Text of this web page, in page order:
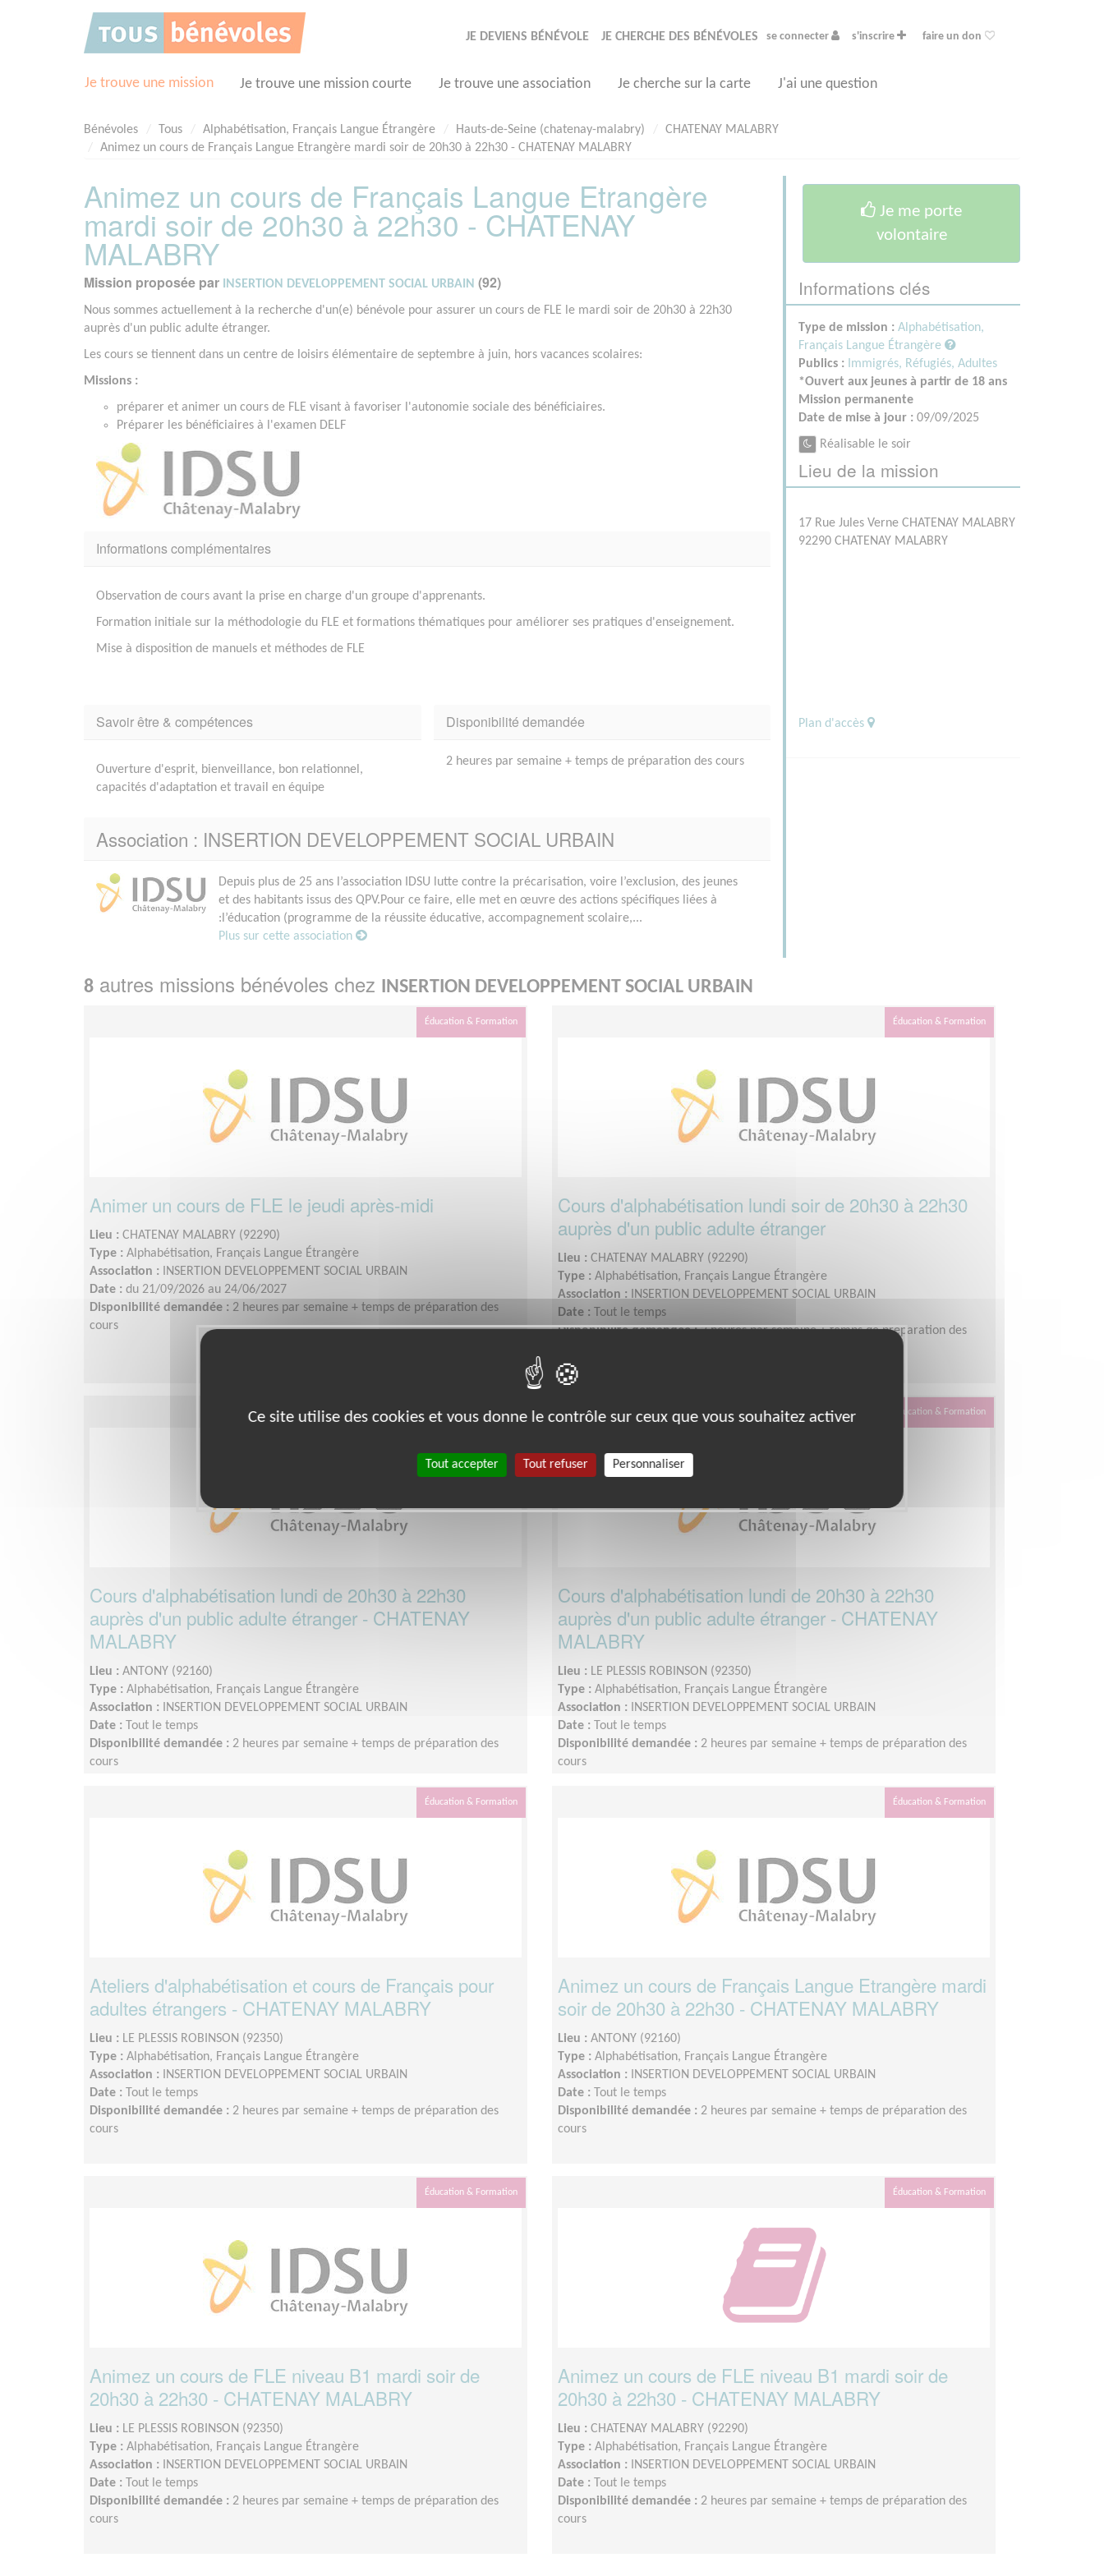
JE DEVIENS BÉNÉVOLE JE CHERCHE DES BÉNÉVOLES se connecter s'inscrire faire un don
Je trouve une mission Je trouve une mission courte Je trouve une association Je cherche sur la carte J'ai une question
Bénévoles Tous Alphabétisation, Français Langue Étrangère Hauts-de-Seine (chatenay-malabry)
CHATENAY MALABRY
Animez un cours de Français Langue Etrangère mardi soir de 20h30 à 22h30 - CHATENAY MALABRY
Animez un cours de Français Langue Etrangère
mardi soir de 20h30 à 22h30 - CHATENAY
MALABRY
Mission proposée par INSERTION DEVELOPPEMENT SOCIAL URBAIN (92)
Nous sommes actuellement à la recherche d'un(e) bénévole pour assurer un cours de FLE le mardi soir de 20h30 à 22h30
auprès d'un public adulte étranger.
Les cours se tiennent dans un centre de loisirs élémentaire de septembre à juin, hors vacances scolaires:
Missions :
préparer et animer un cours de FLE visant à favoriser l'autonomie sociale des bénéficiaires.
Préparer les bénéficiaires à l'examen DELF
Informations complémentaires
Observation de cours avant la prise en charge d'un groupe d'apprenants.
Formation initiale sur la méthodologie du FLE et formations thématiques pour améliorer ses pratiques d'enseignement.
Mise à disposition de manuels et méthodes de FLE
Savoir être & compétences
Ouverture d'esprit, bienveillance, bon relationnel,
capacités d'adaptation et travail en équipe
Disponibilité demandée
2 heures par semaine + temps de préparation des cours
Association : INSERTION DEVELOPPEMENT SOCIAL URBAIN
Depuis plus de 25 ans l’association IDSU lutte contre la précarisation, voire l’exclusion, des jeunes
et des habitants issus des QPV.Pour ce faire, elle met en œuvre des actions spécifiques liées à
:l’éducation (programme de la réussite éducative, accompagnement scolaire,...
Plus sur cette association
Je me porte
volontaire
Informations clés
Type de mission : Alphabétisation,
Français Langue Étrangère
Publics : Immigrés, Réfugiés, Adultes
*Ouvert aux jeunes à partir de 18 ans
Mission permanente
Date de mise à jour : 09/09/2025
Réalisable le soir
Lieu de la mission
17 Rue Jules Verne CHATENAY MALABRY
92290 CHATENAY MALABRY
Plan d'accès
8 autres missions bénévoles chez INSERTION DEVELOPPEMENT SOCIAL URBAIN
Éducation & Formation
Animer un cours de FLE le jeudi après-midi
Lieu : CHATENAY MALABRY (92290)
Type : Alphabétisation, Français Langue Étrangère
Association :
INSERTION DEVELOPPEMENT SOCIAL URBAIN
Date : du 21/09/2026 au 24/06/2027
Disponibilité demandée : 2 heures par semaine + temps de préparation des
cours
Éducation & Formation
Cours d'alphabétisation lundi soir de 20h30 à 22h30
auprès d'un public adulte étranger
Lieu : CHATENAY MALABRY (92290)
Type : Alphabétisation, Français Langue Étrangère
Association :
INSERTION DEVELOPPEMENT SOCIAL URBAIN
Date : Tout le temps
Disponibilité demandée :2 heures par semaine + temps de préparation des
Éducation & Formation
Cours d'alphabétisation lundi de 20h30 à 22h30
auprès d'un public adulte étranger - CHATENAY
MALABRY
Lieu : ANTONY (92160)
Type : Alphabétisation, Français Langue Étrangère
Association :
INSERTION DEVELOPPEMENT SOCIAL URBAIN
Date : Tout le temps
Disponibilité demandée : 2 heures par semaine + temps de préparation des
cours
Éducation & Formation
Cours d'alphabétisation lundi de 20h30 à 22h30
auprès d'un public adulte étranger - CHATENAY
MALABRY
Lieu : LE PLESSIS ROBINSON (92350)
Type : Alphabétisation, Français Langue Étrangère
Association :
INSERTION DEVELOPPEMENT SOCIAL URBAIN
Date : Tout le temps
Disponibilité demandée : 2 heures par semaine + temps de préparation des
cours
Éducation & Formation
Ateliers d'alphabétisation et cours de Français pour
adultes étrangers - CHATENAY MALABRY
Lieu : LE PLESSIS ROBINSON (92350)
Type : Alphabétisation, Français Langue Étrangère
Association :
INSERTION DEVELOPPEMENT SOCIAL URBAIN
Date : Tout le temps
Disponibilité demandée : 2 heures par semaine + temps de préparation des
cours
Éducation & Formation
Animez un cours de Français Langue Etrangère mardi
soir de 20h30 à 22h30 - CHATENAY MALABRY
Lieu : ANTONY (92160)
Type : Alphabétisation, Français Langue Étrangère
Association :
INSERTION DEVELOPPEMENT SOCIAL URBAIN
Date : Tout le temps
Disponibilité demandée : 2 heures par semaine + temps de préparation des
cours
Éducation & Formation
Animez un cours de FLE niveau B1 mardi soir de
20h30 à 22h30 - CHATENAY MALABRY
Lieu : LE PLESSIS ROBINSON (92350)
Type : Alphabétisation, Français Langue Étrangère
Association :
INSERTION DEVELOPPEMENT SOCIAL URBAIN
Date : Tout le temps
Disponibilité demandée : 2 heures par semaine + temps de préparation des
cours
Éducation & Formation
Animez un cours de FLE niveau B1 mardi soir de
20h30 à 22h30 - CHATENAY MALABRY
Lieu : CHATENAY MALABRY (92290)
Type : Alphabétisation, Français Langue Étrangère
Association :
INSERTION DEVELOPPEMENT SOCIAL URBAIN
Date : Tout le temps
Disponibilité demandée : 2 heures par semaine + temps de préparation des
cours
Ce site utilise des cookies et vous donne le contrôle sur ceux que vous souhaitez activer
Tout accepter Tout refuser Personnaliser